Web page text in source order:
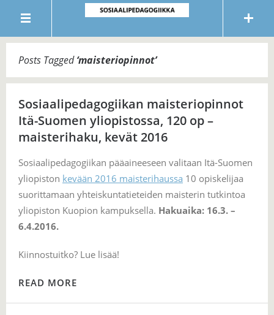
Posts Tagged‘maisteriopinnot’
Sosiaalipedagogiikan maisteriopinnot
Itä-Suomen yliopistossa, 120 op –
maisterihaku, kevät 2016
Sosiaalipedagogiikan pääaineeseen valitaan Itä-Suomen
yliopiston kevään 2016 maisterihaussa 10 opiskelijaa
suorittamaan yhteiskuntatieteiden maisterin tutkintoa
yliopiston Kuopion kampuksella. Hakuaika: 16.3. –
6.4.2016.
Kiinnostuitko? Lue lisää!
READ MORE